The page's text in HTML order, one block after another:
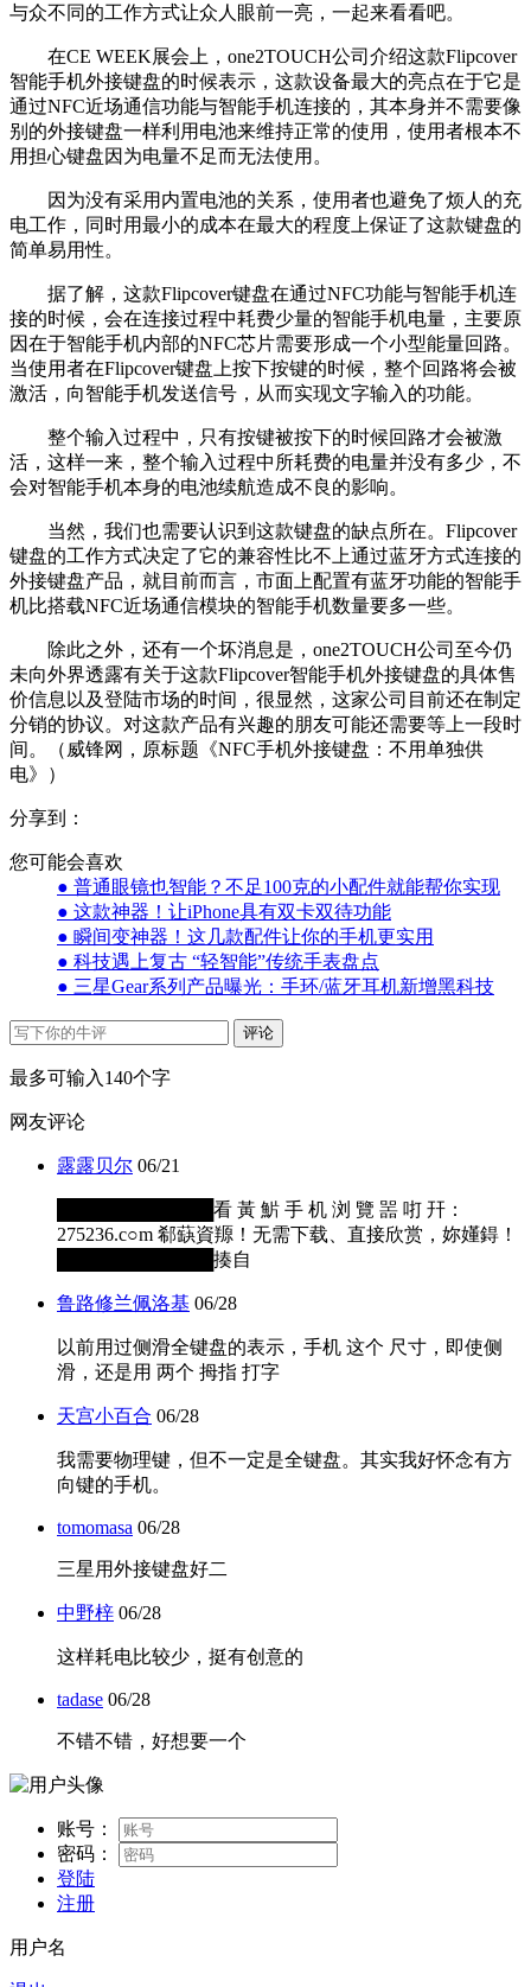
与众不同的工作方式让众人眼前一亮，一起来看看吧。
在CE WEEK展会上，one2TOUCH公司介绍这款Flipcover
智能手机外接键盘的时候表示，这款设备最大的亮点在于它是
通过NFC近场通信功能与智能手机连接的，其本身并不需要像
别的外接键盘一样利用电池来维持正常的使用，使用者根本不
用担心键盘因为电量不足而无法使用。
因为没有采用内置电池的关系，使用者也避免了烦人的充
电工作，同时用最小的成本在最大的程度上保证了这款键盘的
简单易用性。
据了解，这款Flipcover键盘在通过NFC功能与智能手机连
接的时候，会在连接过程中耗费少量的智能手机电量，主要原
因在于智能手机内部的NFC芯片需要形成一个小型能量回路。
当使用者在Flipcover键盘上按下按键的时候，整个回路将会被
激活，向智能手机发送信号，从而实现文字输入的功能。
整个输入过程中，只有按键被按下的时候回路才会被激
活，这样一来，整个输入过程中所耗费的电量并没有多少，不
会对智能手机本身的电池续航造成不良的影响。
当然，我们也需要认识到这款键盘的缺点所在。Flipcover
键盘的工作方式决定了它的兼容性比不上通过蓝牙方式连接的
外接键盘产品，就目前而言，市面上配置有蓝牙功能的智能手
机比搭载NFC近场通信模块的智能手机数量要多一些。
除此之外，还有一个坏消息是，one2TOUCH公司至今仍
未向外界透露有关于这款Flipcover智能手机外接键盘的具体售
价信息以及登陆市场的时间，很显然，这家公司目前还在制定
分销的协议。对这款产品有兴趣的朋友可能还需要等上一段时
间。（威锋网，原标题《NFC手机外接键盘：不用单独供
电》）
分享到：
您可能会喜欢
● 普通眼镜也智能？不足100克的小配件就能帮你实现
● 这款神器！让iPhone具有双卡双待功能
● 瞬间变神器！这几款配件让你的手机更实用
● 科技遇上复古 “轻智能”传统手表盘点
● 三星Gear系列产品曝光：手环/蓝牙耳机新增黑科技
评论
最多可输入140个字
网友评论
露露贝尔 06/21
████████████看 黃 魸 手 机 浏 覽 噐 咑 幵：
275236.c○m 郗蒛資羱！无需下载、直接欣赏，妳嬞鍀！
████████████揍自
鲁路修兰佩洛基 06/28
以前用过侧滑全键盘的表示，手机 这个 尺寸，即使侧
滑，还是用 两个 拇指 打字
天宫小百合 06/28
我需要物理键，但不一定是全键盘。其实我好怀念有方
向键的手机。
tomomasa 06/28
三星用外接键盘好二
中野梓 06/28
这样耗电比较少，挺有创意的
tadase 06/28
不错不错，好想要一个
账号：
密码：
登陆
注册
用户名